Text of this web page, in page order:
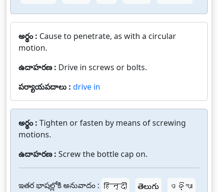
అర్థం : Cause to penetrate, as with a circular
motion.
ఉదాహరణ : Drive in screws or bolts.
పర్యాయపదాలు : drive in
అర్థం : Tighten or fasten by means of screwing
motions.
ఉదాహరణ : Screw the bottle cap on.
ఇతర భాషల్లోకి అనువాదం : हिन्दी తెలుగు
ଓଡ଼ିଆ